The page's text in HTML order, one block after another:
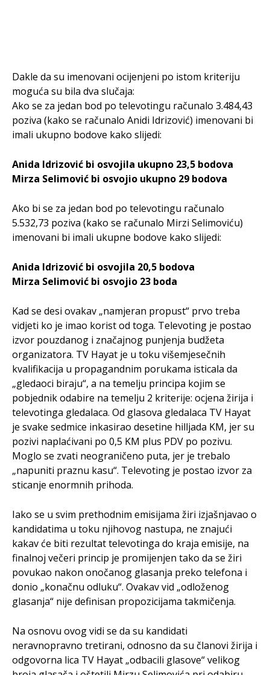
Dakle da su imenovani ocijenjeni po istom kriteriju
moguća su bila dva slučaja:
Ako se za jedan bod po televotingu računalo 3.484,43
poziva (kako se računalo Anidi Idrizović) imenovani bi
imali ukupno bodove kako slijedi:
Anida Idrizović bi osvojila ukupno 23,5 bodova
Mirza Selimović bi osvojio ukupno 29 bodova
Ako bi se za jedan bod po televotingu računalo
5.532,73 poziva (kako se računalo Mirzi Selimoviću)
imenovani bi imali ukupne bodove kako slijedi:
Anida Idrizović bi osvojila 20,5 bodova
Mirza Selimović bi osvojio 23 boda
Kad se desi ovakav „namjeran propust“ prvo treba
vidjeti ko je imao korist od toga. Televoting je postao
izvor pouzdanog i značajnog punjenja budžeta
organizatora. TV Hayat je u toku višemjesečnih
kvalifikacija u propagandnim porukama isticala da
„gledaoci biraju“, a na temelju principa kojim se
pobjednik odabire na temelju 2 kriterije: ocjena žirija i
televotinga gledalaca. Od glasova gledalaca TV Hayat
je svake sedmice inkasirao desetine hilljada KM, jer su
pozivi naplaćivani po 0,5 KM plus PDV po pozivu.
Moglo se zvati neograničeno puta, jer je trebalo
„napuniti praznu kasu“. Televoting je postao izvor za
sticanje enormnih prihoda.
Iako se u svim prethodnim emisijama žiri izjašnjavao o
kandidatima u toku njihovog nastupa, ne znajući
kakav će biti rezultat televotinga do kraja emisije, na
finalnoj večeri princip je promijenjen tako da se žiri
povukao nakon onočanog glasanja preko telefona i
donio „konačnu odluku“. Ovakav vid „odloženog
glasanja“ nije definisan propozicijama takmičenja.
Na osnovu ovog vidi se da su kandidati
neravnopravno tretirani, odnosno da su članovi žirija i
odgovorna lica TV Hayat „odbacili glasove“ velikog